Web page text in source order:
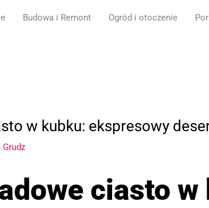
Budowa i Remont Ogród i otoczenie
w kubku: ekspresowy
Grudz
ciasto